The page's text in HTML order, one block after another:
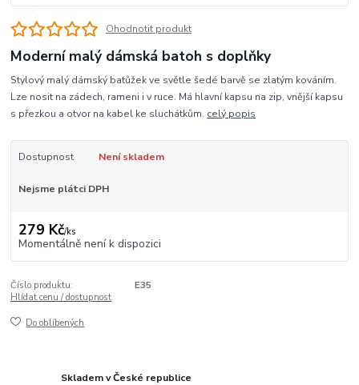
Ohodnotit produkt
Moderní malý dámská batoh s doplňky
Stylový malý dámský batůžek ve světle šedé barvě se zlatým kováním.
Lze nosit na zádech, rameni i v ruce. Má hlavní kapsu na zip, vnější kapsu
s přezkou a otvor na kabel ke sluchátkům. celý popis
Dostupnost Není skladem
Nejsme plátci DPH
279 Kč/ks
Momentálně není k dispozici
Číslo produktu:
E35
Hlídat cenu / dostupnost
Do oblíbených
Skladem v České republice